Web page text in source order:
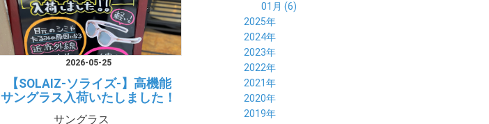
2026-05-25
【SOLAIZ-ソライズ-】高機能
サングラス入荷いたしました！
サングラス
01月 (6)
2025年
12月 (5)
11月 (3)
10月 (6)
09月 (5)
08月 (6)
07月 (4)
06月 (7)
2024年
12月 (4)
11月 (8)
10月 (6)
09月 (7)
08月 (8)
07月 (5)
2023年
12月 (3)
11月 (6)
10月 (6)
09月 (6)
2022年
12月 (12)
11月 (6)
10月 (5)
2021年
12月 (5)
11月 (5)
2020年
12月 (3)
2019年